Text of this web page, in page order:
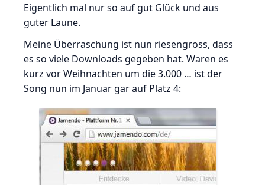
Eigentlich mal nur so auf gut Glück und aus
guter Laune.
Meine Überraschung ist nun riesengross, dass
es so viele Downloads gegeben hat. Waren es
kurz vor Weihnachten um die 3.000 … ist der
Song nun im Januar gar auf Platz 4: